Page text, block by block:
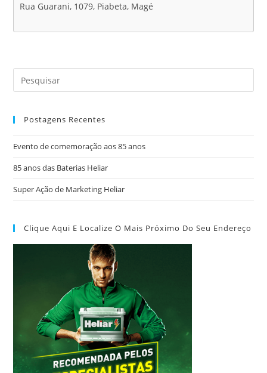
Rua Guarani, 1079, Piabeta, Magé
Postagens Recentes
Evento de comemoração aos 85 anos
85 anos das Baterias Heliar
Super Ação de Marketing Heliar
Clique Aqui E Localize O Mais Próximo Do Seu Endereço